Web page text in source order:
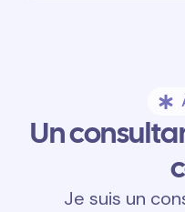
Un
Je suis un